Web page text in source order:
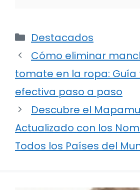
Categorías
Destacados
Cómo eliminar
tomate en la ropa: Guía
efectiva paso a paso
Descubre el
Actualizado con los
Todos los Países del